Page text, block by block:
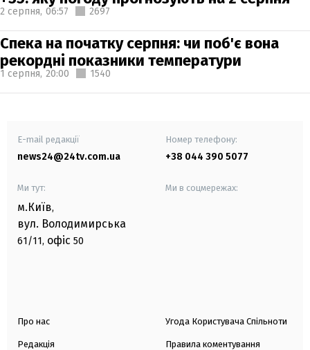
2 серпня, 06:57 2697
Спека на початку серпня: чи поб'є вона
рекордні показники температури
1 серпня, 20:00 1540
E-mail редакції
news24@24tv.com.ua
Номер телефону:
+38 044 390 5077
Ми тут:
м.Київ,
вул. Володимирська
61/11, офіс 50
Ми в соцмережах:
Про нас
Редакція
Угода Користувача Спільноти
Правила коментування